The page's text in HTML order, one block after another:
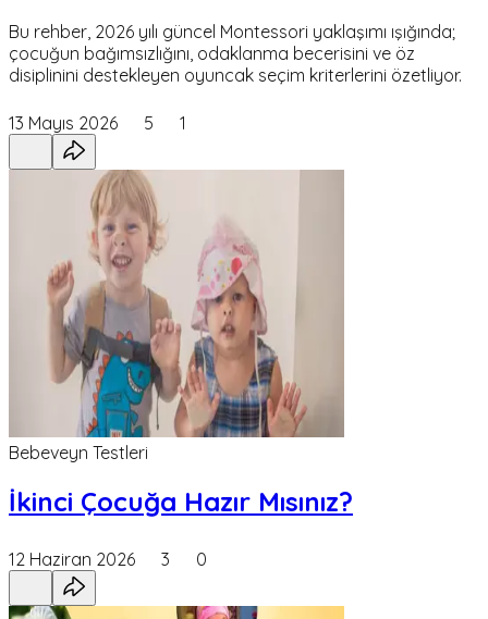
Bu rehber, 2026 yılı güncel Montessori yaklaşımı ışığında;
çocuğun bağımsızlığını, odaklanma becerisini ve öz
disiplinini destekleyen oyuncak seçim kriterlerini özetliyor.
13 Mayıs 2026 5 1
Bebeveyn Testleri
İkinci Çocuğa Hazır Mısınız?
12 Haziran 2026 3 0